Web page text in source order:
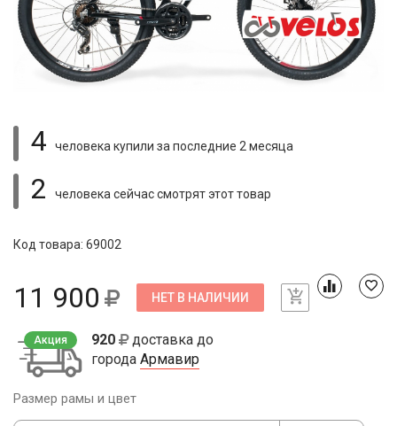
4 человека купили за последние 2 месяца
2 человека сейчас смотрятэтот товар
Код товара: 69002
11 900 НЕТ В НАЛИЧИИ
Акция 920
доставка до
города Армавир
Размер рамы и цвет